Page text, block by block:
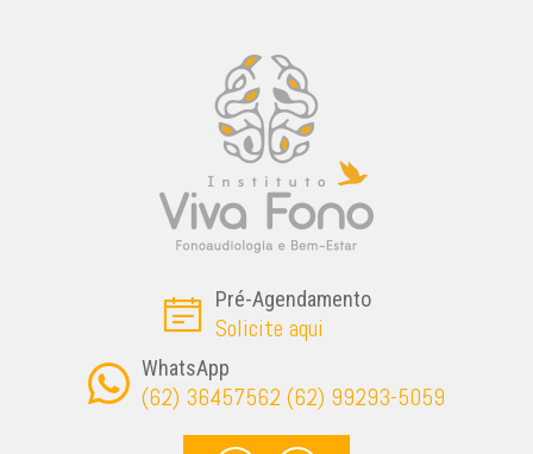
Pré-Agendamento
Solicite aqui
WhatsApp
(62) 36457562 (62) 99293-5059